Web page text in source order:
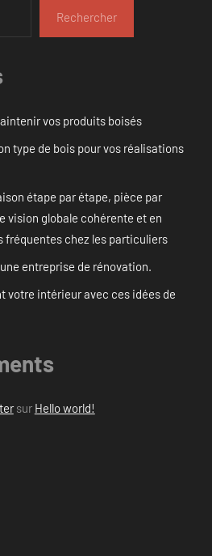
Rechercher
vos produits boisés
type de bois pour vos réalisations
étape par étape, pièce par
vision globale cohérente et en
fréquentes chez les particuliers
entreprise de rénovation.
votre intérieur avec ces idées de
sur Hello world!